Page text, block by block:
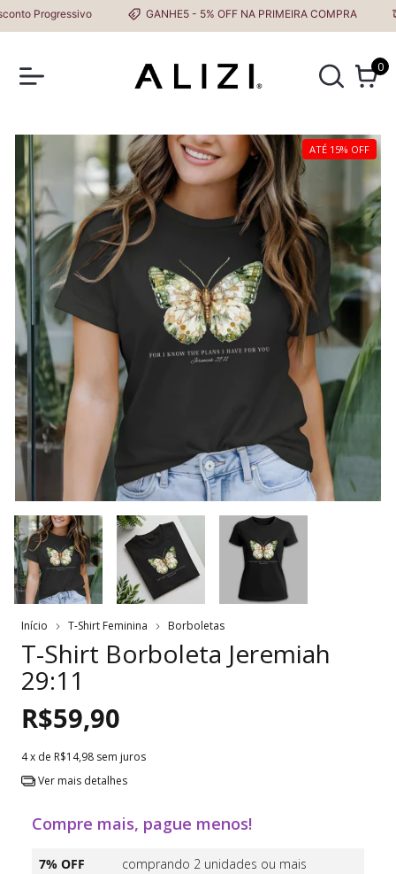
Progressivo GANHE5 - 5% OFF NA PRIMEIRA COMPRA
0
ATÉ 15% OFF
Início T-Shirt Feminina Borboletas
T-Shirt Borboleta Jeremiah
29:11
R$59,90
4x de R$14,98 sem juros
Ver mais detalhes
Compre mais, pague menos!
7% OFF
comprando 2 unidades ou mais